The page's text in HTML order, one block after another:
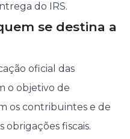
do IRS.
se destina a
oficial das
o objetivo de
os contribuintes e de
fiscais.